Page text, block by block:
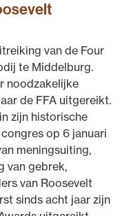
van de Four
te Middelburg.
noodzakelijke
de FFA uitgereikt.
zijn historische
op 6 januari
meningsuiting,
van gebrek,
van Roosevelt
sinds acht jaar zijn